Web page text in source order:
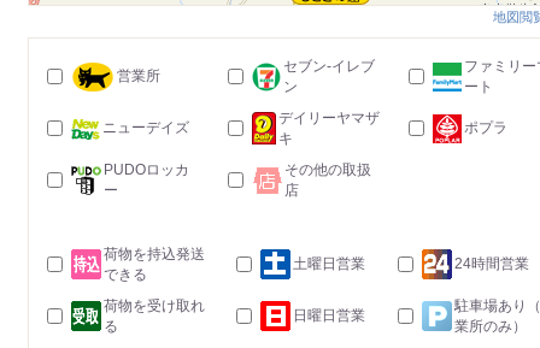
地図閲
営業所
セブン-イレブ
ン
ファミリー
ート
ニューデイズ
デイリーヤマザ
キ
ポプラ
PUDOロッカ
ー
その他の取扱
店
荷物を持込発送
できる
土曜日営業 24時間営業
荷物を受け取れ
る
日曜日営業
駐車場あり
業所のみ）